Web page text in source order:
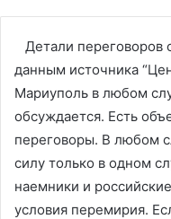
Детали переговоров
данным источника
Мариуполь в любом
обсуждается. Есть
переговоры. В любом
силу только в одном
наемники и
условия перемирия.